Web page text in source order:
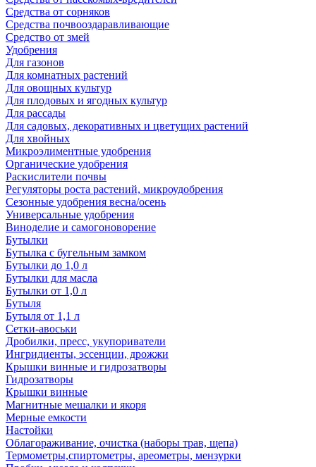
Средства от сорняков
Средства почвооздаравливающие
Средство от змей
Удобрения
Для газонов
Для комнатных растений
Для овощных культур
Для плодовых и ягодных культур
Для рассады
Для садовых, декоративных и цветущих растений
Для хвойных
Микроэлиментные удобрения
Органические удобрения
Раскислители почвы
Регуляторы роста растений, микроудобрения
Сезонные удобрения весна/осень
Универсальные удобрения
Виноделие и самогоноворение
Бутылки
Бутылка с бугельным замком
Бутылки до 1,0 л
Бутылки для масла
Бутылки от 1,0 л
Бутыля
Бутыля от 1,1 л
Сетки-авоськи
Дробилки, пресс, укупориватели
Ингридиенты, эссенции, дрожжи
Крышки винные и гидрозатворы
Гидрозатворы
Крышки винные
Магнитные мешалки и якоря
Мерные емкости
Настойки
Облагораживание, очистка (наборы трав, щепа)
Термометры,спиртометры, ареометры, мензурки